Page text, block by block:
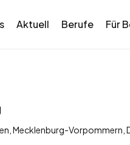
Aktuell Berufe Für
Mecklenburg-Vorpommern,